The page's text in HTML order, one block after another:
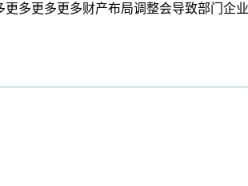
更多更多财产布局调整会导致部门企